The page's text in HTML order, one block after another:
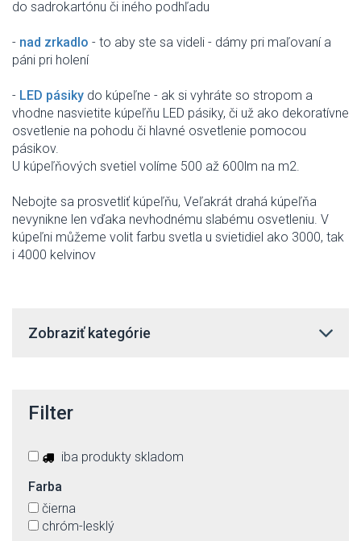
do sadrokartónu či iného podhľadu
- nad zrkadlo - to aby ste sa videli - dámy pri maľovaní a
páni pri holení
- LED pásiky do kúpeľne - ak si vyhráte so stropom a
vhodne nasvietite kúpeľňu LED pásiky, či už ako dekoratívne
osvetlenie na pohodu či hlavné osvetlenie pomocou
pásikov.
U kúpeľňových svetiel volíme 500 až 600lm na m2.
Nebojte sa prosvetliť kúpeľňu, Veľakrát drahá kúpeľňa
nevynikne len vďaka nevhodnému slabému osvetleniu. V
kúpeľni můžeme volit farbu svetla u svietidiel ako 3000, tak
i 4000 kelvinov
Zobraziť kategórie
Filter
iba produkty skladom
Farba
čierna
chróm-lesklý